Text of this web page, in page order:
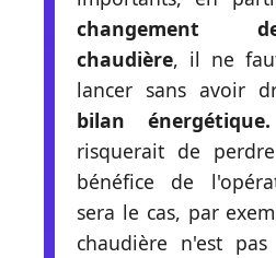
changement
chaudière, il ne
lancer sans avoir
bilan énergétique.
risquerait de
bénéfice de
sera le cas, par
chaudière n'est pas